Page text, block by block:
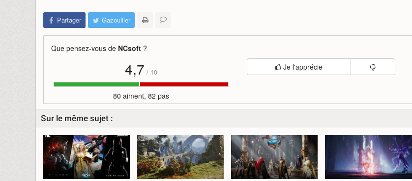
Partager Gazouiller
Que pensez-vous de NCsoft ?
4,7 / 10
80 aiment, 82 pas
Je l'apprécie
Sur le même sujet :